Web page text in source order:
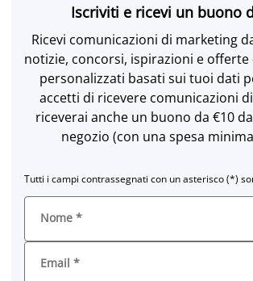
Iscriviti e ricevi un buono
Ricevi comunicazioni di marketing
notizie, concorsi, ispirazioni e
personalizzati basati sui tuoi dati
accetti di ricevere comunicazioni
riceverai anche un buono da €10
negozio (con una spesa
Tutti i campi contrassegnati con un asterisco (*)
Nome *
Email *